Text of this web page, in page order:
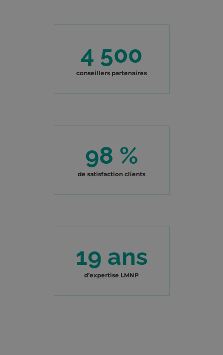
4 500
conseillers partenaires
98 %
de satisfaction clients
19 ans
d’expertise LMNP